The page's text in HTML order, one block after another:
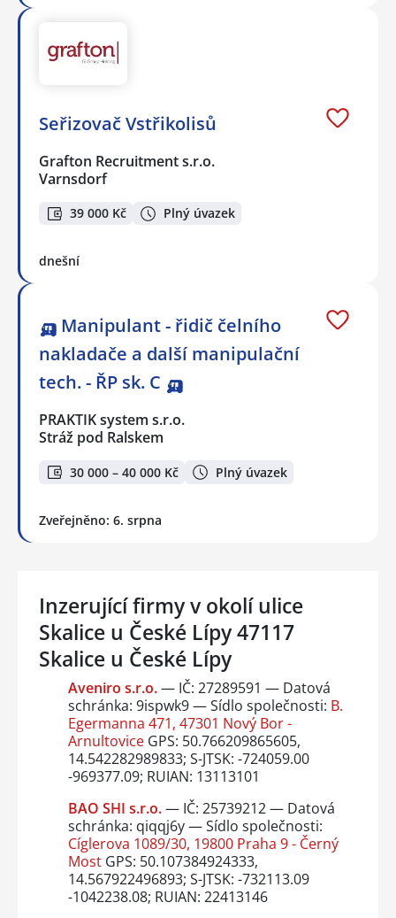
Seřizovač Vstřikolisů
Grafton Recruitment s.r.o.
Varnsdorf
39 000 Kč Plný úvazek
dnešní
🛺 Manipulant - řidič čelního
nakladače a další manipulační
tech. - ŘP sk. C 🛺
PRAKTIK system s.r.o.
Stráž pod Ralskem
30 000 – 40 000 Kč Plný úvazek
Zveřejněno: 6. srpna
Inzerující firmy v okolí ulice
Skalice u České Lípy 47117
Skalice u České Lípy
Aveniro s.r.o.— IČ: 27289591 — Datová
schránka: 9ispwk9 — Sídlo společnosti: B.
Egermanna 471, 47301 Nový Bor -
ArnultoviceGPS: 50.766209865605,
14.542282989833; S-JTSK: -724059.00
-969377.09; RUIAN: 13113101
BAO SHI s.r.o.— IČ: 25739212 — Datová
schránka: qiqqj6y — Sídlo společnosti:
Cíglerova 1089/30, 19800 Praha 9 - Černý
MostGPS: 50.107384924333,
14.567922496893; S-JTSK: -732113.09
-1042238.08; RUIAN: 22413146